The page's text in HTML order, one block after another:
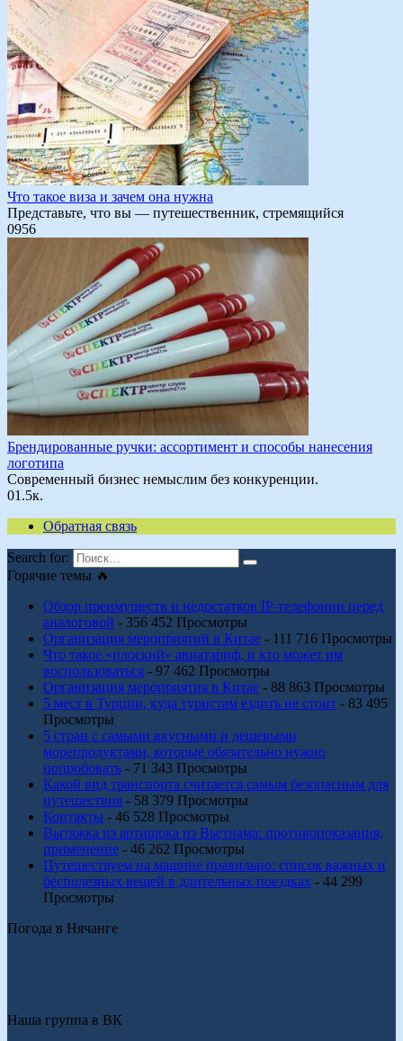
Что такое виза и зачем она нужна
Представьте, что вы — путешественник, стремящийся
0956
Брендированные ручки: ассортимент и способы нанесения
логотипа
Современный бизнес немыслим без конкуренции.
01.5к.
Обратная связь
Search for:
Горячие темы 🔥
Обзор преимуществ и недостатков IP-телефонии перед
аналоговой - 356 452 Просмотры
Организация мероприятий в Китае - 111 716 Просмотры
Что такое «плоский» авиатариф, и кто может им
воспользоваться - 97 462 Просмотры
Организация мероприятия в Китае - 88 863 Просмотры
5 мест в Турции, куда туристам ездить не стоит - 83 495
Просмотры
5 стран с самыми вкусными и дешевыми
морепродуктами, которые обязательно нужно
попробовать - 71 343 Просмотры
Какой вид транспорта считается самым безопасным для
путешествия - 58 379 Просмотры
Контакты - 46 528 Просмотры
Вытяжка из артишока из Вьетнама: противопоказания,
применение - 46 262 Просмотры
Путешествуем на машине правильно: список важных и
бесполезных вещей в длительных поездках - 44 299
Просмотры
Погода в Нячанге
Наша группа в ВК